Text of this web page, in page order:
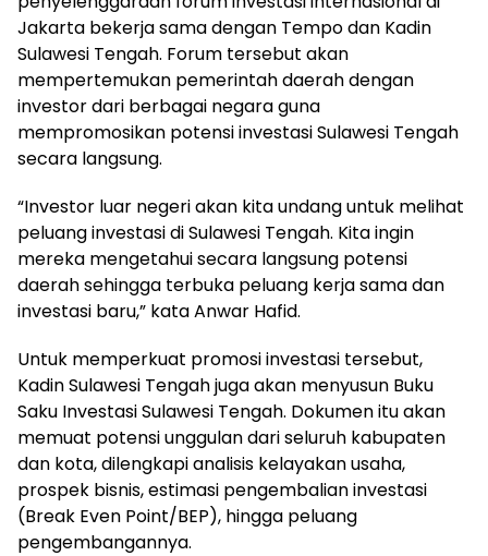
Jakarta bekerja sama dengan Tempo dan Kadin
Sulawesi Tengah. Forum tersebut akan
mempertemukan pemerintah daerah dengan
investor dari berbagai negara guna
mempromosikan potensi investasi Sulawesi Tengah
secara langsung.
“Investor luar negeri akan kita undang untuk melihat
peluang investasi di Sulawesi Tengah. Kita ingin
mereka mengetahui secara langsung potensi
daerah sehingga terbuka peluang kerja sama dan
investasi baru,” kata Anwar Hafid.
Untuk memperkuat promosi investasi tersebut,
Kadin Sulawesi Tengah juga akan menyusun Buku
Saku Investasi Sulawesi Tengah. Dokumen itu akan
memuat potensi unggulan dari seluruh kabupaten
dan kota, dilengkapi analisis kelayakan usaha,
prospek bisnis, estimasi pengembalian investasi
(Break Even Point/BEP), hingga peluang
pengembangannya.